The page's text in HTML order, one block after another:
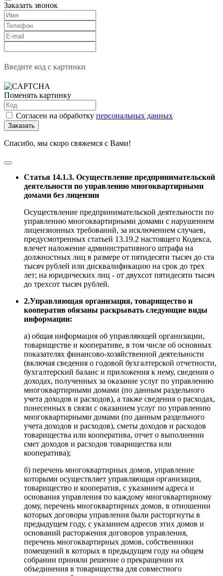
Заказать звонок
Введите код с картинки
Поменять картинку
Согласен на обработку персональных данных
Заказать
Спасибо, мы скоро свяжемся с Вами!
Статья 14.1.3. Осуществление предпринимательской
деятельности по управлению многоквартирными
домами без лицензии
Осуществление предпринимательской деятельности по
управлению многоквартирными домами с нарушением
лицензионных требований, за исключением случаев,
предусмотренных статьей 13.19.2 настоящего Кодекса,
влечет наложение административного штрафа на
должностных лиц в размере от пятидесяти тысяч до ста
тысяч рублей или дисквалификацию на срок до трех
лет; на юридических лиц - от двухсот пятидесяти тысяч
до трехсот тысяч рублей.
2.Управляющая организация, товарищество и
кооператив обязаны раскрывать следующие виды
информации:
а) общая информация об управляющей организации,
товариществе и кооперативе, в том числе об основных
показателях финансово-хозяйственной деятельности
(включая сведения о годовой бухгалтерской отчетности,
бухгалтерский баланс и приложения к нему, сведения о
доходах, полученных за оказание услуг по управлению
многоквартирными домами (по данным раздельного
учета доходов и расходов), а также сведения о расходах,
понесенных в связи с оказанием услуг по управлению
многоквартирными домами (по данным раздельного
учета доходов и расходов), сметы доходов и расходов
товарищества или кооператива, отчет о выполнении
смет доходов и расходов товарищества или
кооператива);
б) перечень многоквартирных домов, управление
которыми осуществляет управляющая организация,
товарищество и кооператив, с указанием адреса и
основания управления по каждому многоквартирному
дому, перечень многоквартирных домов, в отношении
которых договоры управления были расторгнуты в
предыдущем году, с указанием адресов этих домов и
оснований расторжения договоров управления,
перечень многоквартирных домов, собственники
помещений в которых в предыдущем году на общем
собрании приняли решение о прекращении их
объединения в товарищества для совместного